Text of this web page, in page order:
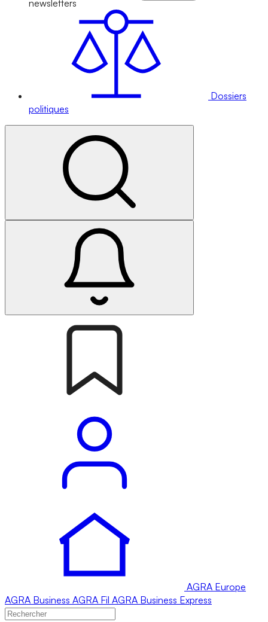
newsletters
Dossiers
politiques
AGRA Europe
AGRA Business AGRA Fil AGRA Business Express